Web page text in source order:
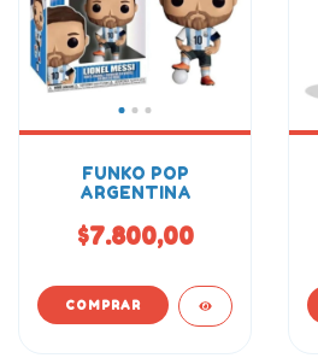
FUNKO POP
ARGENTINA
$7.800,00